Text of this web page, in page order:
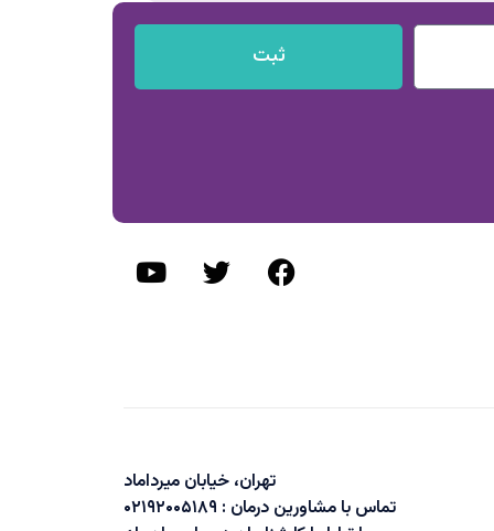
ثبت
تهران، خیابان میرداماد
تماس با مشاورین درمان : ۰۲۱۹۲۰۰۵۱۸۹